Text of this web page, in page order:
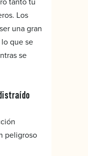
Los
una gran
que se
se
peligroso